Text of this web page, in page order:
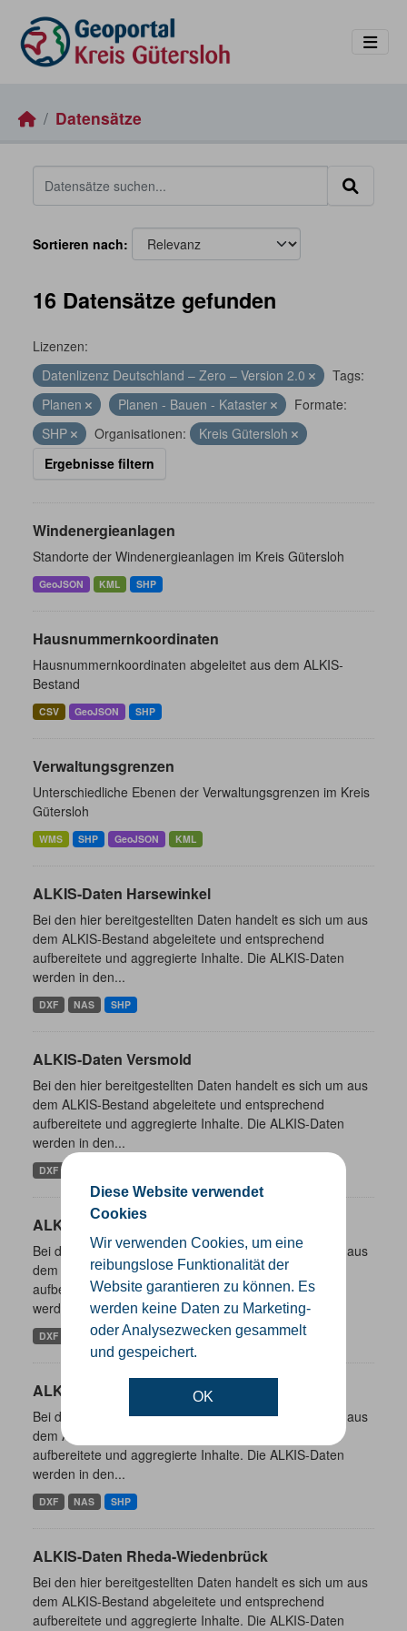
Diese Website verwendet
Cookies
Wir verwenden Cookies, um eine
reibungslose Funktionalität der
Website garantieren zu können. Es
werden keine Daten zu Marketing-
oder Analysezwecken gesammelt
und gespeichert.
OK
Datensätze
Sortieren nach
16 Datensätze gefunden
Lizenzen:
Datenlizenz Deutschland – Zero – Version 2.0
Tags:
Planen
Planen - Bauen - Kataster
Formate:
SHP
Organisationen:
Kreis Gütersloh
Ergebnisse filtern
Windenergieanlagen
Standorte der Windenergieanlagen im Kreis Gütersloh
GeoJSON KML SHP
Hausnummernkoordinaten
Hausnummernkoordinaten abgeleitet aus dem ALKIS-
Bestand
CSV GeoJSON SHP
Verwaltungsgrenzen
Unterschiedliche Ebenen der Verwaltungsgrenzen im Kreis
Gütersloh
WMS SHP GeoJSON KML
ALKIS-Daten Harsewinkel
Bei den hier bereitgestellten Daten handelt es sich um aus
dem ALKIS-Bestand abgeleitete und entsprechend
aufbereitete und aggregierte Inhalte. Die ALKIS-Daten
werden in den...
DXF NAS SHP
ALKIS-Daten Versmold
Bei den hier bereitgestellten Daten handelt es sich um aus
dem ALKIS-Bestand abgeleitete und entsprechend
aufbereitete und aggregierte Inhalte. Die ALKIS-Daten
werden in den...
DXF
ALKIS-Daten Werther (Westf.)
Bei den hier bereitgestellten Daten handelt es sich um aus
dem ALKIS-Bestand abgeleitete und entsprechend
aufbereitete und aggregierte Inhalte. Die ALKIS-Daten
werden in den...
DXF NAS SHP
ALKIS-Daten Rietberg
Bei den hier bereitgestellten Daten handelt es sich um aus
dem ALKIS-Bestand abgeleitete und entsprechend
aufbereitete und aggregierte Inhalte. Die ALKIS-Daten
werden in den...
DXF NAS SHP
ALKIS-Daten Rheda-Wiedenbrück
Bei den hier bereitgestellten Daten handelt es sich um aus
dem ALKIS-Bestand abgeleitete und entsprechend
aufbereitete und aggregierte Inhalte. Die ALKIS-Daten